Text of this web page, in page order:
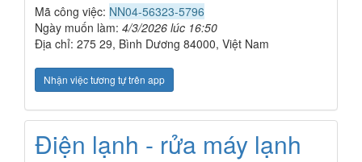
Mã công việc: NN04-56323-5796
Ngày muốn làm: 4/3/2026 lúc 16:50
Địa chỉ: 275 29, Bình Dương 84000, Việt Nam
Nhận việc tương tự trên app
Điện lạnh - rửa máy lạnh